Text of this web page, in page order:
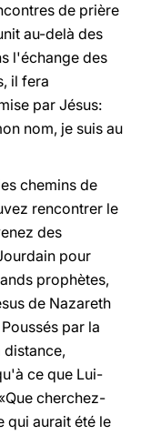
de prière
au-delà des
l'échange des
il fera
par Jésus:
nom, je suis au
chemins de
rencontrer le
des
pour
prophètes,
de Nazareth
par la
ce que Lui-
cherchez-
qui aurait été le